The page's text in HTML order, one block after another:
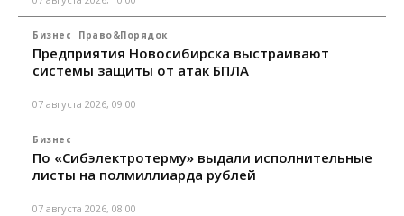
Бизнес Право&Порядок
Предприятия Новосибирска выстраивают
системы защиты от атак БПЛА
07 августа 2026, 09:00
Бизнес
По «Сибэлектротерму» выдали исполнительные
листы на полмиллиарда рублей
07 августа 2026, 08:00